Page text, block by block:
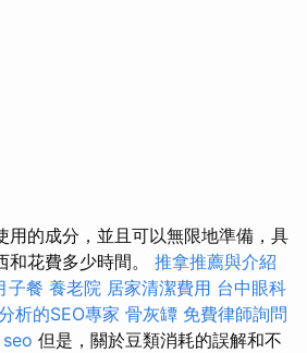
用的成分，並且可以無限地準備，具
和花費多少時間。 推拿推薦與介紹
子餐 養老院 居家清潔費用 台中眼科
析的SEO專家 骨灰罈 免費律師詢問
但是，關於豆類消耗的誤解和不